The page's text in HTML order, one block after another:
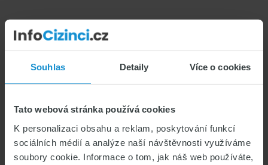
Souhlas Detaily Více o cookies
Tato webová stránka používá cookies
K personalizaci obsahu a reklam, poskytování funkcí
sociálních médií a analýze naší návštěvnosti využíváme
soubory cookie. Informace o tom, jak náš web používáte,
СТРАХОВАНИЕ ДЛЯ ИНОСТРАНЦЕВ